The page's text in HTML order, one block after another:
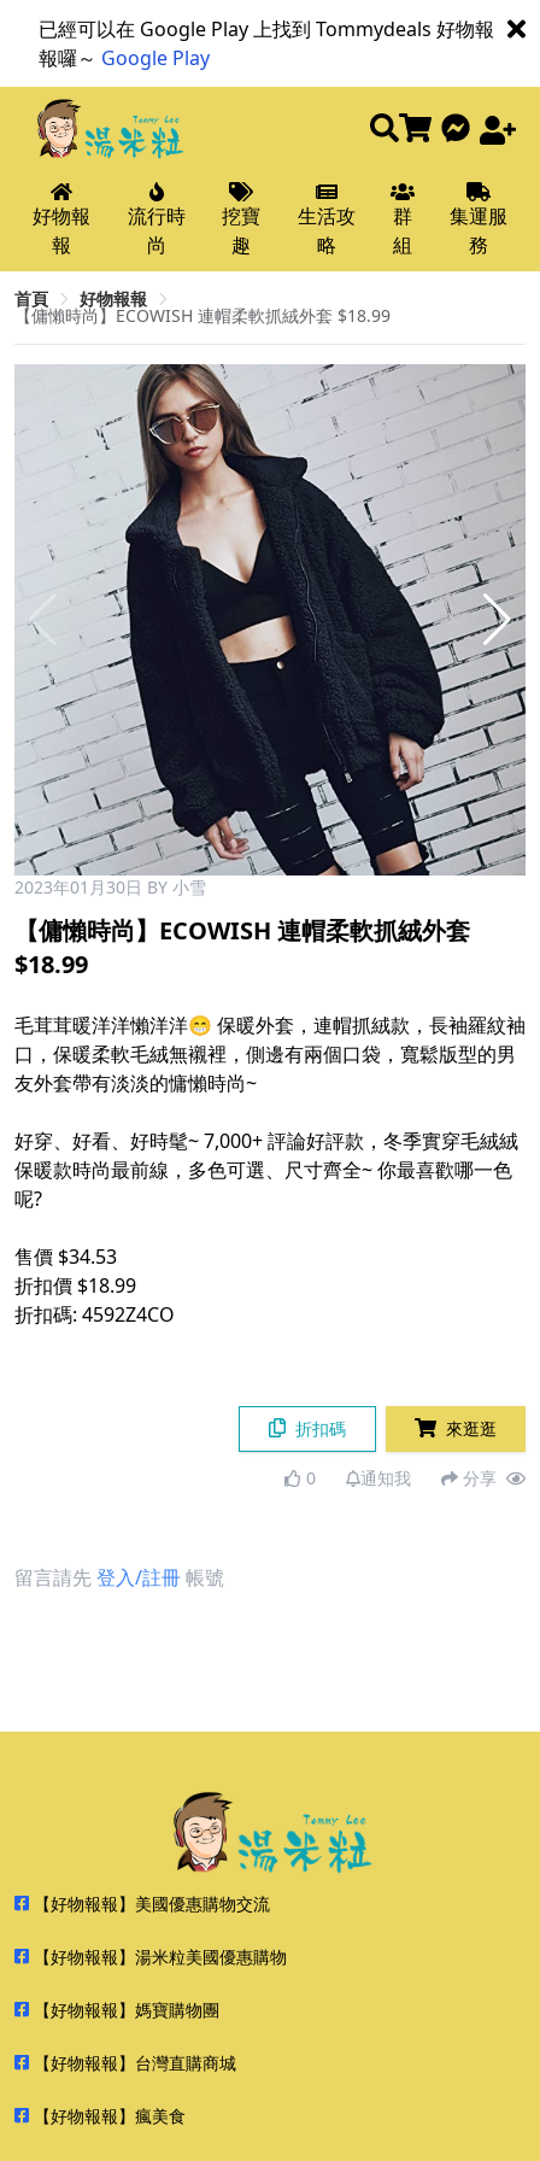
已經可以在 Google Play 上找到 Tommydeals 好物報
報囉～ Google Play
好物報
報
流行時
尚
挖寶
趣
生活攻
略
群
組
集運服
務
首頁 好物報報
【傭懶時尚】ECOWISH 連帽柔軟抓絨外套 $18.99
2023年01月30日 BY 小雪
【傭懶時尚】ECOWISH 連帽柔軟抓絨外套
$18.99
毛茸茸暖洋洋懶洋洋😁 保暖外套，連帽抓絨款，長袖羅紋袖
口，保暖柔軟毛絨無襯裡，側邊有兩個口袋，寬鬆版型的男
友外套帶有淡淡的慵懶時尚~
好穿、好看、好時髦~ 7,000+ 評論好評款，冬季實穿毛絨絨
保暖款時尚最前線，多色可選、尺寸齊全~ 你最喜歡哪一色
呢?
售價 $34.53
折扣價 $18.99
折扣碼: 4592Z4CO
折扣碼 來逛逛
0 通知我 分享
留言請先登入/註冊帳號
【好物報報】美國優惠購物交流
【好物報報】湯米粒美國優惠購物
【好物報報】媽寶購物團
【好物報報】台灣直購商城
【好物報報】瘋美食